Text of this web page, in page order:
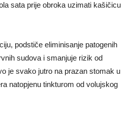
sata prije obroka uzimati kašičicu
podstiče eliminisanje patogenih
sudova i smanjuje rizik od
je svako jutro na prazan stomak u
natopjenu tinkturom od volujskog